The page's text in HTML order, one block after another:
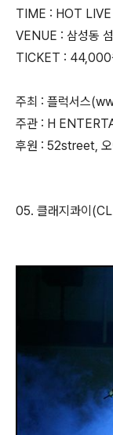
TIME : HOT
VENUE : 삼성동
TICKET : 44,000
주최 : 플럭서스
주관 : H
후원 : 52street, 오
05. 클래지콰이